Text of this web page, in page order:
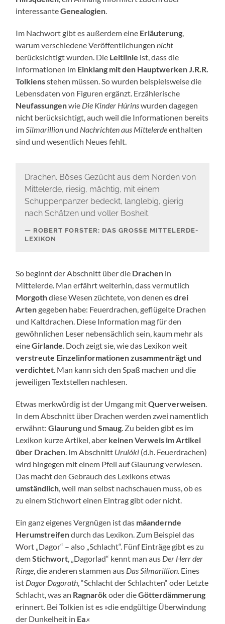
interessanteGenealogien.
Im Nachwort gibt es außerdem eine Erläuterung,
warum verschiedene Veröffentlichungennicht
berücksichtigt wurden. Die Leitlinie ist, dass die
Informationen im Einklang mit den Hauptwerken J.R.R.
Tolkiensstehen müssen. So wurden beispielsweise die
Lebensdaten von Figuren ergänzt. Erzählerische
Neufassungenwie Die Kinder Húrinswurden dagegen
nicht berücksichtigt, auch weil die Informationen bereits
imSilmarillion und Nachrichten aus Mittelerdeenthalten
sind und wesentlich Neues fehlt.
Drachen. Böses Gezücht aus dem Norden von
Mittelerde, riesig, mächtig, mit einem
Schuppenpanzer bedeckt, langlebig, gierig
nach Schätzen und voller Bosheit.
ROBERT FORSTER: DAS GROSSE MITTELERDE-L
EXIKON
So beginnt der Abschnitt über die Drachen in
Mittelerde. Man erfährt weiterhin, dass vermutlich
Morgothdiese Wesen züchtete, von denen esdrei
Artengegeben habe: Feuerdrachen, geflügelte Drachen
und Kaltdrachen. Diese Information mag für den
gewöhnlichen Leser nebensächlich sein, kaum mehr als
eineGirlande. Doch zeigt sie, wie das Lexikon weit
verstreute Einzelinformationen zusammenträgt und
verdichtet. Man kann sich den Spaß machen und die
jeweiligen Textstellen nachlesen.
Etwas merkwürdig ist der Umgang mitQuerverweisen.
In dem Abschnitt über Drachen werden zwei namentlich
erwähnt:Glaurung undSmaug. Zu beiden gibt es im
Lexikon kurze Artikel, aber keinen Verweis im Artikel
über Drachen. Im Abschnitt Urulóki (d.h. Feuerdrachen)
wird hingegen mit einem Pfeil auf Glaurung verwiesen.
Das macht den Gebrauch des Lexikons etwas
umständlich, weil man selbst nachschauen muss, ob es
zu einem Stichwort einen Eintrag gibt oder nicht.
Ein ganz eigenes Vergnügen ist das mäandernde
Herumstreifendurch das Lexikon. Zum Beispiel das
Wort „Dagor“ – also „Schlacht“. Fünf Einträge gibt es zu
demStichwort, „Dagorlad“ kennt man aus Der Herr der
Ringe, die anderen stammen aus Das Silmarillion. Eines
ist Dagor Dagorath, “Schlacht der Schlachten“ oder Letzte
Schlacht, was an Ragnarökoder dieGötterdämmerung
erinnert. Bei Tolkien ist es »die endgültige Überwindung
der Dunkelheit in Ea.«